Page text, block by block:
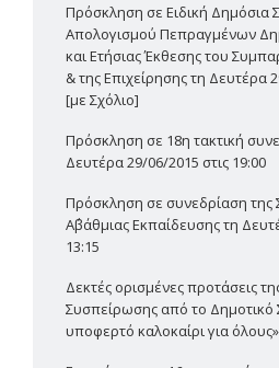
Πρόσκληση σε Ειδική Δημόσια
Απολογισμού Πεπραγμένων
και Ετήσιας Έκθεσης του
& της Επιχείρησης τη Δευτέρα
[με Σχόλιο]
Πρόσκληση σε 18η τακτική
Δευτέρα 29/06/2015 στις 19:00
Πρόσκληση σε συνεδρίαση της
Α΄βάθμιας Εκπαίδευσης τη
13:15
Δεκτές ορισμένες προτάσεις
Συσπείρωσης από το Δημοτικό
υποφερτό καλοκαίρι για